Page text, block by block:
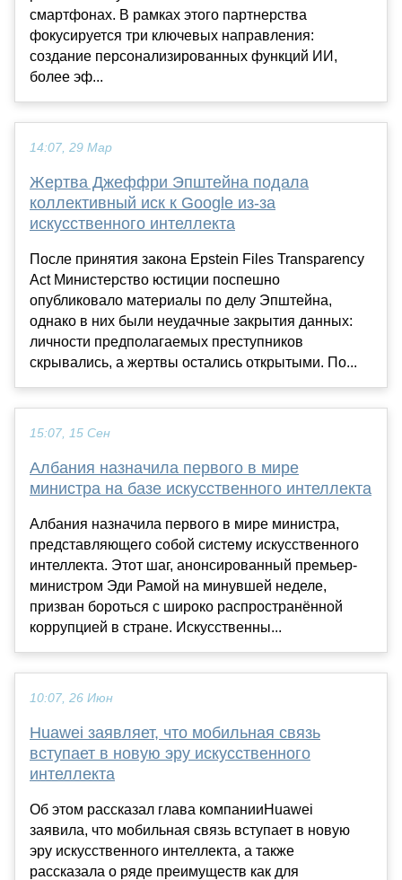
смартфонах. В рамках этого партнерства
фокусируется три ключевых направления:
создание персонализированных функций ИИ,
более эф...
14:07, 29 Мар
Жертва Джеффри Эпштейна подала
коллективный иск к Google из-за
искусственного интеллекта
После принятия закона Epstein Files Transparency
Act Министерство юстиции поспешно
опубликовало материалы по делу Эпштейна,
однако в них были неудачные закрытия данных:
личности предполагаемых преступников
скрывались, а жертвы остались открытыми. По...
15:07, 15 Сен
Албания назначила первого в мире
министра на базе искусственного интеллекта
Албания назначила первого в мире министра,
представляющего собой систему искусственного
интеллекта. Этот шаг, анонсированный премьер-
министром Эди Рамой на минувшей неделе,
призван бороться с широко распространённой
коррупцией в стране. Искусственны...
10:07, 26 Июн
Huawei заявляет, что мобильная связь
вступает в новую эру искусственного
интеллекта
Об этом рассказал глава компанииHuawei
заявила, что мобильная связь вступает в новую
эру искусственного интеллекта, а также
рассказала о ряде преимуществ как для